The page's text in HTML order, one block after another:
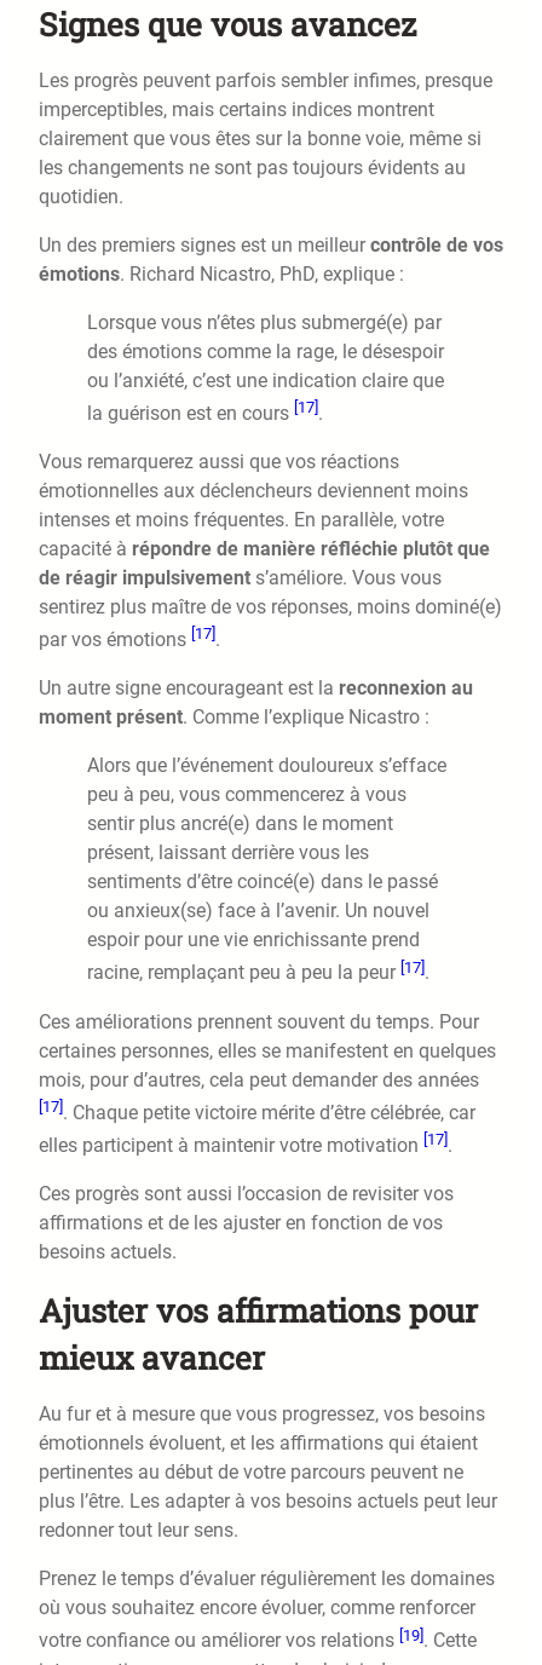
Signes que vous avancez
Les progrès peuvent parfois sembler infimes, presque
imperceptibles, mais certains indices montrent
clairement que vous êtes sur la bonne voie, même si
les changements ne sont pas toujours évidents au
quotidien.
Un des premiers signes est un meilleurcontrôle de vos
émotions. Richard Nicastro, PhD, explique :
Lorsque vous n’êtes plus submergé(e) par
des émotions comme la rage, le désespoir
ou l’anxiété, c’est une indication claire que
la guérison est en cours [17].
Vous remarquerez aussi que vos réactions
émotionnelles aux déclencheurs deviennent moins
intenses et moins fréquentes. En parallèle, votre
capacité à répondre de manière réfléchie plutôt que
de réagir impulsivement s’améliore. Vous vous
sentirez plus maître de vos réponses, moins dominé(e)
par vos émotions [17] .
Un autre signe encourageant est la reconnexion au
moment présent. Comme l’explique Nicastro :
Alors que l’événement douloureux s’efface
peu à peu, vous commencerez à vous
sentir plus ancré(e) dans le moment
présent, laissant derrière vous les
sentiments d’être coincé(e) dans le passé
ou anxieux(se) face à l’avenir. Un nouvel
espoir pour une vie enrichissante prend
racine, remplaçant peu à peu la peur [17].
Ces améliorations prennent souvent du temps. Pour
certaines personnes, elles se manifestent en quelques
mois, pour d’autres, cela peut demander des années
[17]. Chaque petite victoire mérite d’être célébrée, car
elles participent à maintenir votre motivation [17] .
Ces progrès sont aussi l’occasion de revisiter vos
affirmations et de les ajuster en fonction de vos
besoins actuels.
Ajuster vos affirmations pour
mieux avancer
Au fur et à mesure que vous progressez, vos besoins
émotionnels évoluent, et les affirmations qui étaient
pertinentes au début de votre parcours peuvent ne
plus l’être. Les adapter à vos besoins actuels peut leur
redonner tout leur sens.
Prenez le temps d’évaluer régulièrement les domaines
où vous souhaitez encore évoluer, comme renforcer
votre confiance ou améliorer vos relations [19]. Cette